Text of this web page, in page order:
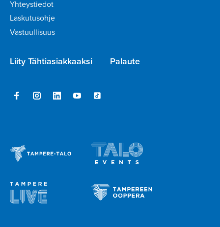
Yhteystiedot
Laskutusohje
Vastuullisuus
Liity Tähtiasiakkaaksi Palaute